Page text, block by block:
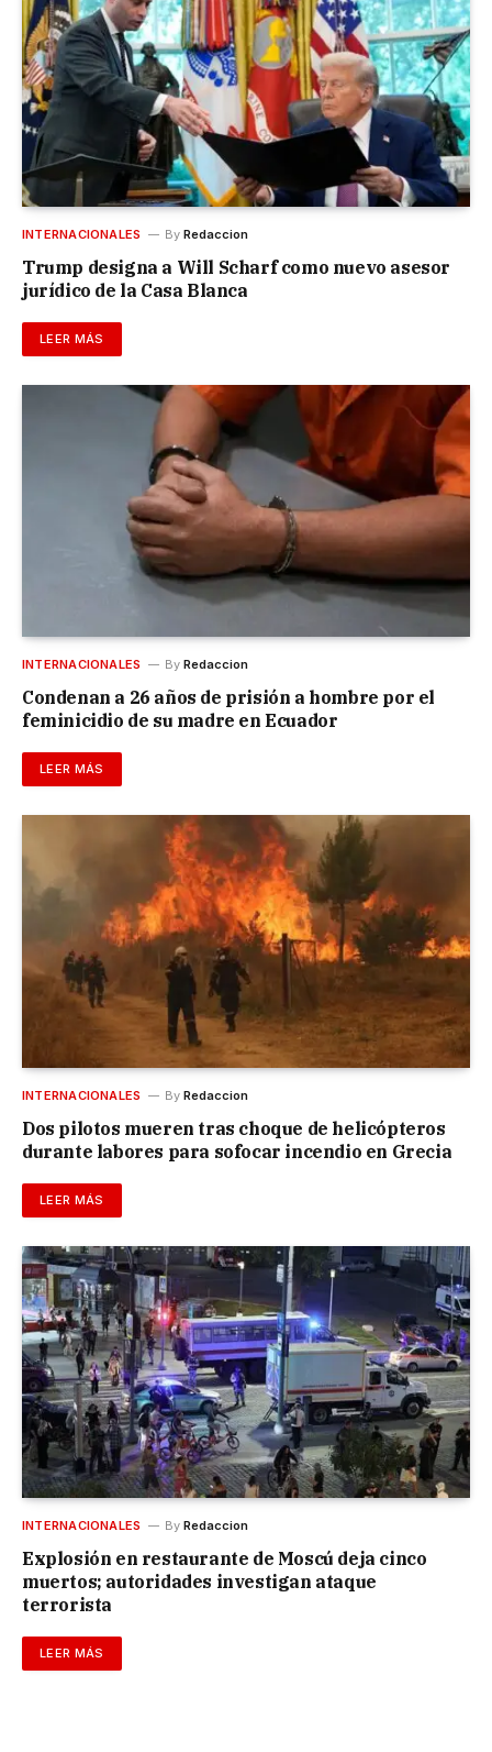
INTERNACIONALES By Redaccion
Trump designa a Will Scharf como nuevo asesor
jurídico de la Casa Blanca
LEER MÁS
INTERNACIONALES By Redaccion
Condenan a 26 años de prisión a hombre por el
feminicidio de su madre en Ecuador
LEER MÁS
INTERNACIONALES By Redaccion
Dos pilotos mueren tras choque de helicópteros
durante labores para sofocar incendio en Grecia
LEER MÁS
INTERNACIONALES By Redaccion
Explosión en restaurante de Moscú deja cinco
muertos; autoridades investigan ataque
terrorista
LEER MÁS